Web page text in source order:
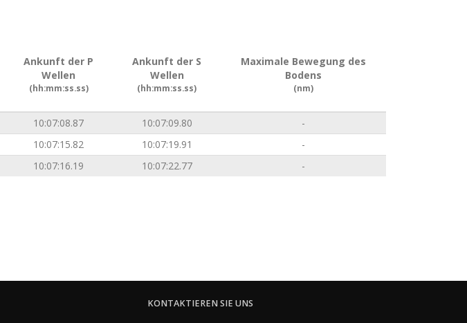
Ankunft der P
Wellen
(hh:mm:ss.ss)
Ankunft der S
Wellen
(hh:mm:ss.ss)
Maximale Bewegung des
Bodens
(nm)
10:07:08.87 10:07:09.80
-
10:07:15.82 10:07:19.91
-
10:07:16.19 10:07:22.77 -
KONTAKTIEREN SIE UNS